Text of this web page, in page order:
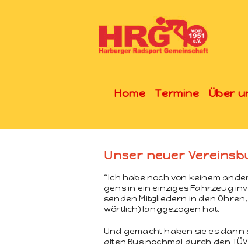
Home Termine Über
Unser neuer
“Ich habe noch von keinem
gens in ein einziges Fahrzeug
senden Mit­gliedern in den
wörtlich) langge­zo­gen hat.
Und gemacht haben sie es dann
alten Bus nochmal durch den